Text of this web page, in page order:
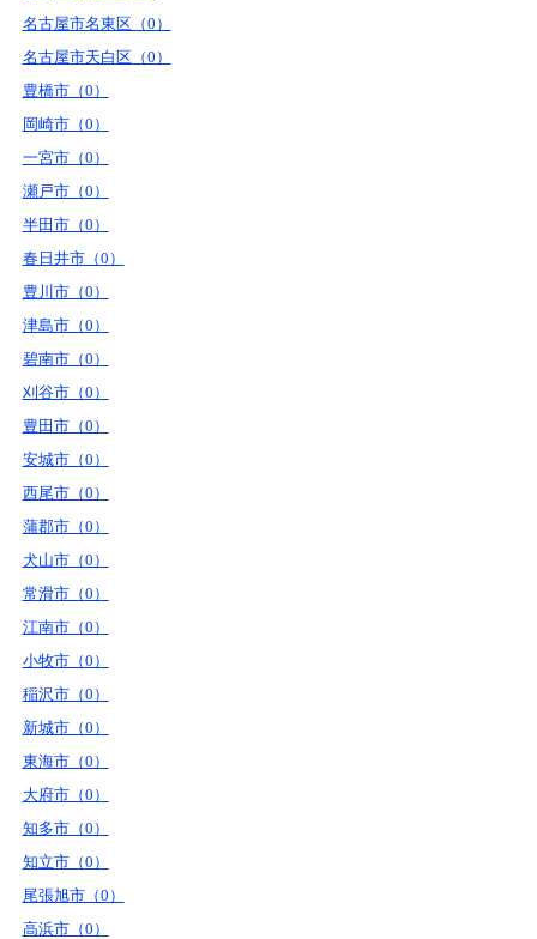
名古屋市名東区（0）
名古屋市天白区（0）
豊橋市（0）
岡崎市（0）
一宮市（0）
瀬戸市（0）
半田市（0）
春日井市（0）
豊川市（0）
津島市（0）
碧南市（0）
刈谷市（0）
豊田市（0）
安城市（0）
西尾市（0）
蒲郡市（0）
犬山市（0）
常滑市（0）
江南市（0）
小牧市（0）
稲沢市（0）
新城市（0）
東海市（0）
大府市（0）
知多市（0）
知立市（0）
尾張旭市（0）
高浜市（0）